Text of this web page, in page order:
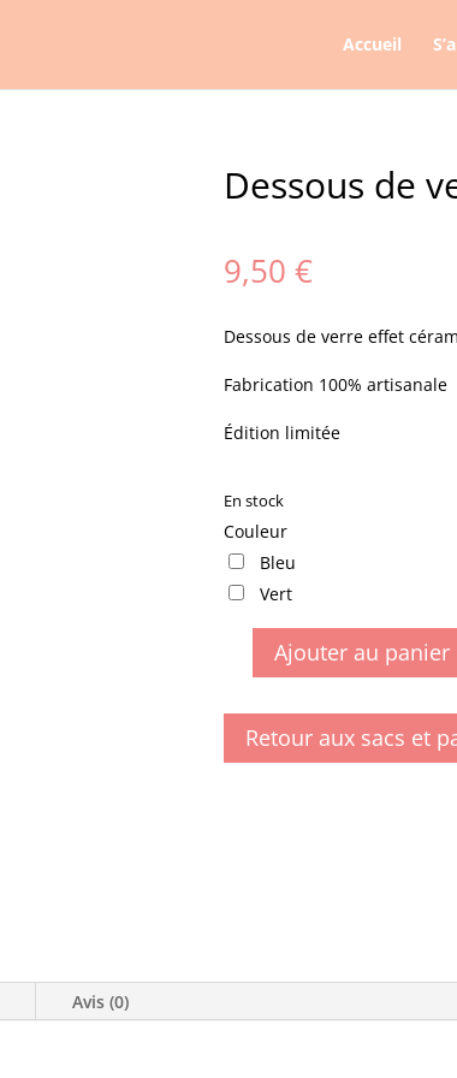
Accueil
Dessous de
9,50 €
Dessous de verre effet
Fabrication 100% artisanale
Édition limitée
En stock
Couleur
Bleu
Vert
quantité
Dessous
de
Ajouter au panier
Retour aux sacs et
Avis (0)